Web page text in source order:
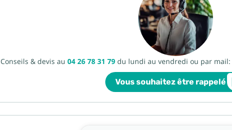
Conseils & devis au 04 26 78 31 79du lundi au vendredi ou par mail:
Vous souhaitez être rappelé